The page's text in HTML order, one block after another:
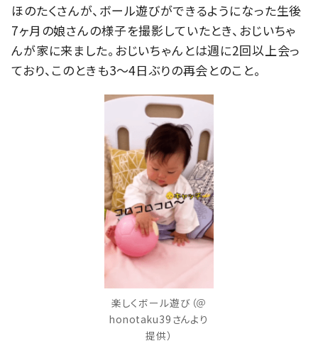
ほのたくさんが、ボール遊びができるようになった生後
7ヶ月の娘さんの様子を撮影していたとき、おじいちゃ
んが家に来ました。おじいちゃんとは週に2回以上会っ
ており、このときも3〜4日ぶりの再会とのこと。
楽しくボール遊び（＠
honotaku39さんより
提供）